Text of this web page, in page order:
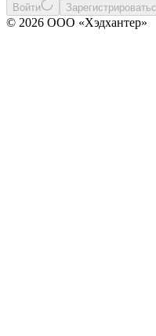
Войти
© 2026 ООО «Хэдхантер»